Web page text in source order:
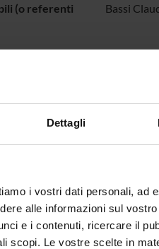
Dettagli
i vostri dati personali, ad
alle informazioni sul
e i contenuti, ricercare il
scopi. Le vostre scelte in
(o referenti
Bassi
validazione e correlazioni
Cariverona
AL PROGETTO